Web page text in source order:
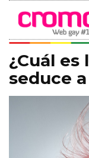
¿Cuál
seduce